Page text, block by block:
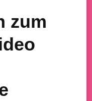
zum